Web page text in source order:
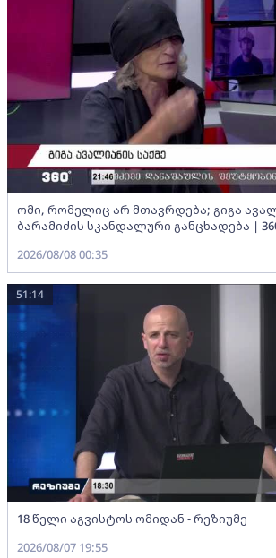
ომი, რომელიც არ მთავრდება; გიგა
ბარამიძის სკანდალური განცხადება |
2026/08/08 00:35
18 წელი აგვისტოს ომიდან - რეზიუმე
51:14
2026/08/07 19:55